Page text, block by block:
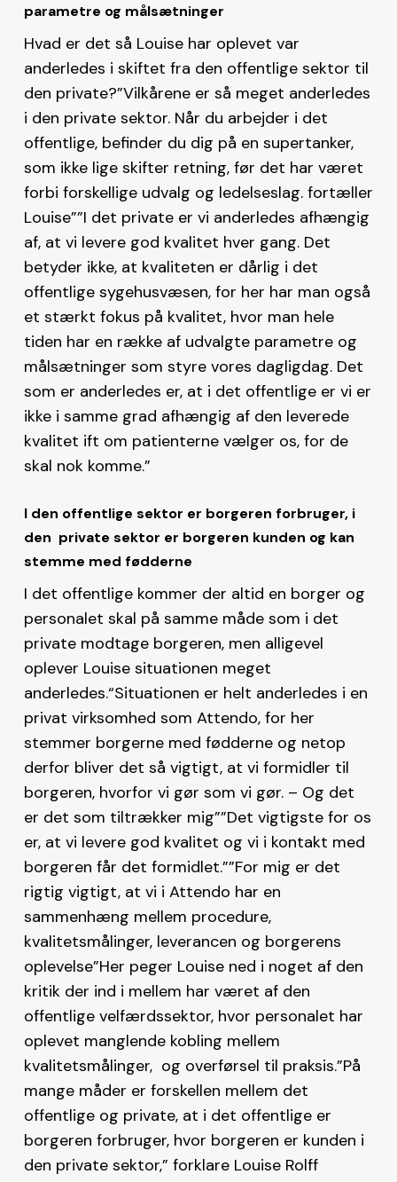
parametre og målsætninger
Hvad er det så Louise har oplevet var
anderledes i skiftet fra den offentlige sektor til
den private?”Vilkårene er så meget anderledes
i den private sektor. Når du arbejder i det
offentlige, befinder du dig på en supertanker,
som ikke lige skifter retning, før det har været
forbi forskellige udvalg og ledelseslag. fortæller
Louise””I det private er vi anderledes afhængig
af, at vi levere god kvalitet hver gang. Det
betyder ikke, at kvaliteten er dårlig i det
offentlige sygehusvæsen, for her har man også
et stærkt fokus på kvalitet, hvor man hele
tiden har en række af udvalgte parametre og
målsætninger som styre vores dagligdag. Det
som er anderledes er, at i det offentlige er vi er
ikke i samme grad afhængig af den leverede
kvalitet ift om patienterne vælger os, for de
skal nok komme.”
I den offentlige sektor er borgeren forbruger, i
den private sektor er borgeren kunden og kan
stemme med fødderne
I det offentlige kommer der altid en borger og
personalet skal på samme måde som i det
private modtage borgeren, men alligevel
oplever Louise situationen meget
anderledes.“Situationen er helt anderledes i en
privat virksomhed som Attendo, for her
stemmer borgerne med fødderne og netop
derfor bliver det så vigtigt, at vi formidler til
borgeren, hvorfor vi gør som vi gør. – Og det
er det som tiltrækker mig””Det vigtigste for os
er, at vi levere god kvalitet og vi i kontakt med
borgeren får det formidlet.””For mig er det
rigtig vigtigt, at vi i Attendo har en
sammenhæng mellem procedure,
kvalitetsmålinger, leverancen og borgerens
oplevelse”Her peger Louise ned i noget af den
kritik der ind i mellem har været af den
offentlige velfærdssektor, hvor personalet har
oplevet manglende kobling mellem
kvalitetsmålinger, og overførsel til praksis.”På
mange måder er forskellen mellem det
offentlige og private, at i det offentlige er
borgeren forbruger, hvor borgeren er kunden i
den private sektor,” forklare Louise Rolff